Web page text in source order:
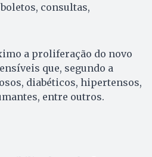
consultas,
a proliferação do novo
que, segundo a
diabéticos, hipertensos,
entre outros.